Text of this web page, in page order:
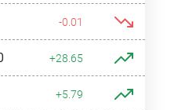
-0.01
+28.65
+5.79